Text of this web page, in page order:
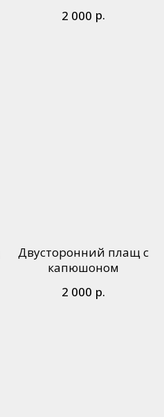
2 000 р.
Двусторонний плащ с
капюшоном
2 000 р.